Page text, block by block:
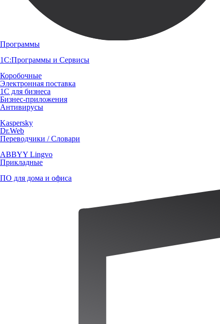
Программы
1С:Программы и Сервисы
Коробочные
Электронная поставка
1С для бизнеса
Бизнес-приложения
Антивирусы
Kaspersky
Dr.Web
Переводчики / Словари
ABBYY Lingvo
Прикладные
ПО для дома и офиса